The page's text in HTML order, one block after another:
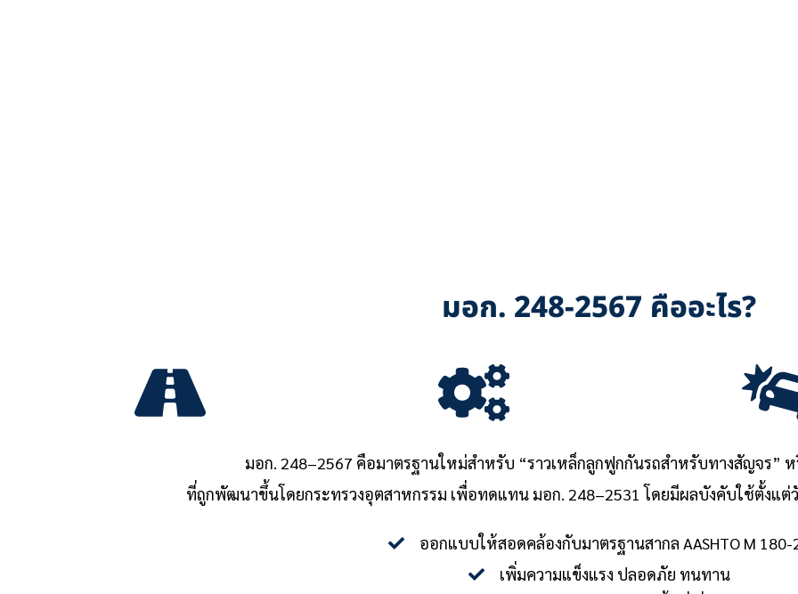
มอก. 248-2567 คืออะไร?
มอก. 248–2567 คือมาตรฐานใหม่สำหรับ “ราวเหล็กลูกฟูกกันรถสำหรับทางสัญจร” ห
ที่ถูกพัฒนาขึ้นโดยกระทรวงอุตสาหกรรม เพื่อทดแทน มอก. 248–2531 โดยมีผลบังคับใช้ตั้งแ
ออกแบบให้สอดคล้องกับมาตรฐานสากล AASHTO M 180-
เพิ่มความแข็งแรง ปลอดภัย ทนทาน